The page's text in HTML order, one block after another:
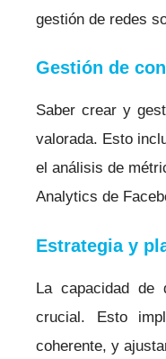
gestión de redes
Gestión de
Saber crear y
valorada. Esto
el análisis de
Analytics de
Estrategia y
La capacidad de
crucial. Esto
coherente, y